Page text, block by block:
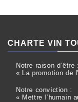
CHARTE VIN
Notre raison d’être :
« La promotion de
Notre conviction :
« Mettre l’humain